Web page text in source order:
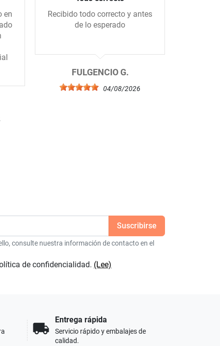
en
Recibido todo correcto y antes
de lo esperado
FULGENCIO G.
04/08/2026
consulte nuestra información de contacto en el
de confidencialidad. (Lee)
local_shipping
Entrega rápida
Servicio rápido y embalajes de
calidad.